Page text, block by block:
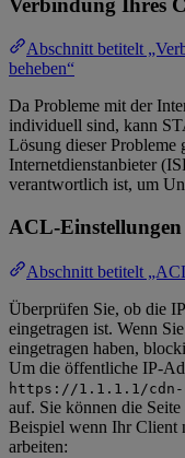
Abschnitt betitelt
beheben“
Da Probleme mit der
individuell sind, kann
Lösung dieser Probleme
Internetdienstanbieter
verantwortlich ist, um
ACL-Einstellungen
Abschnitt betitelt
Überprüfen Sie, ob die
eingetragen ist. Wenn
eingetragen haben,
Um die öffentliche IP-
https://1.1.1.1/
auf. Sie können die
Beispiel wenn Ihr Client
arbeiten: